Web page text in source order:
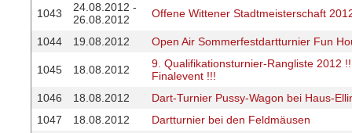
1043
24.08.2012 -
26.08.2012
Offene Wittener Stadtmeisterschaft
1044 19.08.2012 Open Air Sommerfestdartturnier Fun
1045 18.08.2012
9. Qualifikationsturnier-Rangliste 2012
Finalevent !!!
1046
18.08.2012
Dart-Turnier Pussy-Wagon bei Haus-
1047
18.08.2012
Dartturnier bei den Feldmäusen